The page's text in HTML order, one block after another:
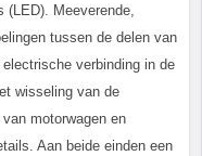
(LED). Meeverende,
tussen de delen van
verbinding in de
wisseling van de
motorwagen en
Aan beide einden een